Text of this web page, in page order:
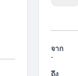
จาก
-